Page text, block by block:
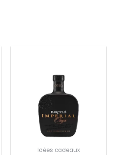
Idées cadeaux